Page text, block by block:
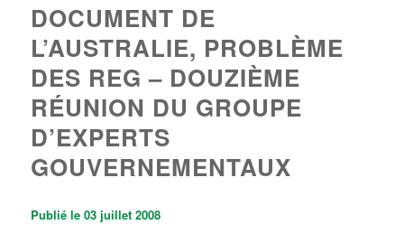
DOCUMENT DE
L’AUSTRALIE, PROBLÈME
DES REG – DOUZIÈME
RÉUNION DU GROUPE
D’EXPERTS
GOUVERNEMENTAUX
Publié le 03 juillet 2008